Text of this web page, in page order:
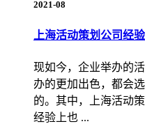
2021-08
上海活动策划公司经
现如今，企业举办的
办的更加出色，都会
的。其中，上海活动
经验上也 ...